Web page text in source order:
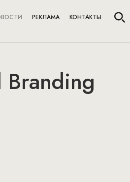
РЕКЛАМА КОНТАКТЫ
Branding